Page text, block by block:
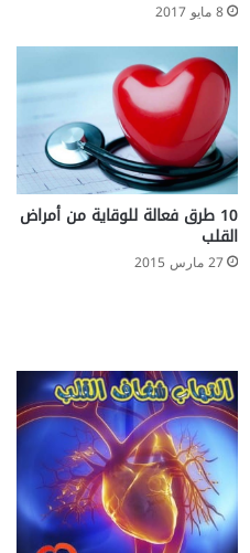
8 مايو 2017
10 طرق فعالة للوقاية من أمراض
القلب
27 مارس 2015